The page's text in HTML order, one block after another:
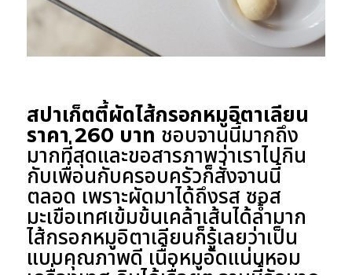
สปาเก็ตตี้ผัดไส้กรอกหมูอิตาเลียน
ราคา 260 บาท ชอบจานนี้มากถึง
มากที่สุดและขอสารภาพว่าเราไปกิน
กับเพื่อนกับครอบครัวก็สั่งจานนี้
ตลอด เพราะผัดมาได้ถึงรส ซอส
มะเขือเทศเข้มข้นเคล้าเส้นได้ล้ำมาก
ไส้กรอกหมูอิตาเลียนก็รู้เลยว่าเป็น
แบบคุณภาพดี เนื้อหมูอัดแน่นหอม